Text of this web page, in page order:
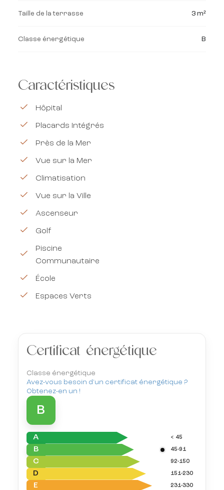
Taille de la terrasse 3 m²
Classe énergétique B
Caractéristiques
Hôpital
Placards Intégrés
Près de la Mer
Vue sur la Mer
Climatisation
Vue sur la Ville
Ascenseur
Golf
Piscine
Communautaire
École
Espaces Verts
Certificat énergétique
Classe énergétique
Avez-vous besoin d'un certificat énergétique ?
Obtenez-en un !
B
A < 45
B 45-91
C 92-150
D 151-230
E 231-330